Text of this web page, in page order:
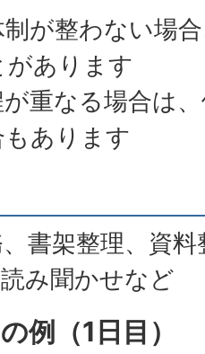
が整わない場
あります
重なる場合は
あります
書架整理、資
み聞かせなど
例（1日目）